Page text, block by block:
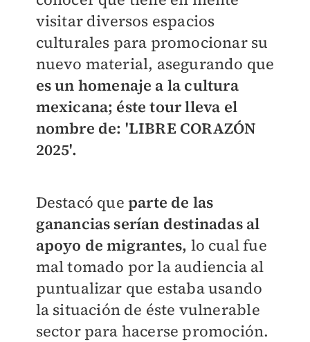
visitar diversos espacios
culturales para promocionar su
nuevo material, asegurando que
es un homenaje a la cultura
mexicana; éste tour lleva el
nombre de: 'LIBRE CORAZÓN
2025'.
Destacó que parte de las
ganancias serían destinadas al
apoyo de migrantes, lo cual fue
mal tomado por la audiencia al
puntualizar que estaba usando
la situación de éste vulnerable
sector para hacerse promoción.